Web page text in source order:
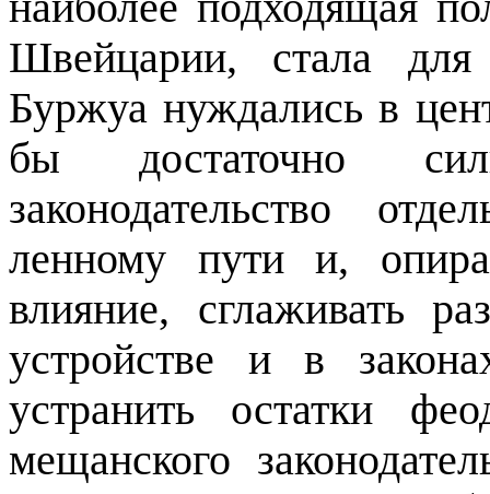
Швейцарии, стала
Буржуа нуждались в
бы достаточно
законодательство
ленному пути и,
влияние, сглаживать
устройстве и в
устранить остатки
мещанского